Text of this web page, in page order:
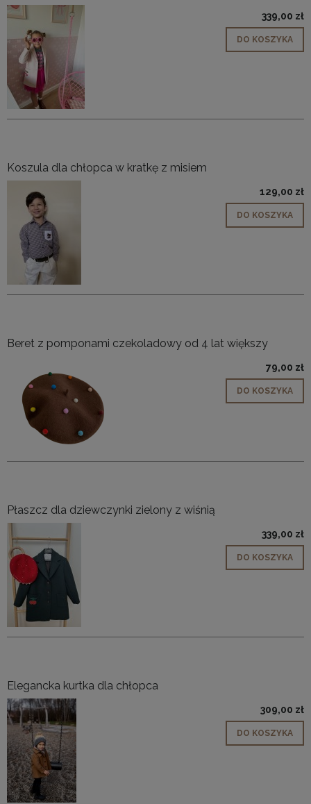
339,00 zł
DO KOSZYKA
Koszula dla chłopca w kratkę z misiem
129,00 zł
DO KOSZYKA
Beret z pomponami czekoladowy od 4 lat większy
79,00 zł
DO KOSZYKA
Płaszcz dla dziewczynki zielony z wiśnią
339,00 zł
DO KOSZYKA
Elegancka kurtka dla chłopca
309,00 zł
DO KOSZYKA